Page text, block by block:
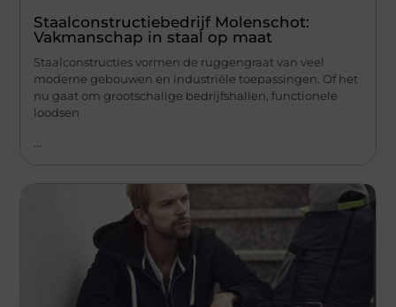
Staalconstructiebedrijf Molenschot:
Vakmanschap in staal op maat
Staalconstructies vormen de ruggengraat van veel
moderne gebouwen en industriële toepassingen. Of het
nu gaat om grootschalige bedrijfshallen, functionele
loodsen